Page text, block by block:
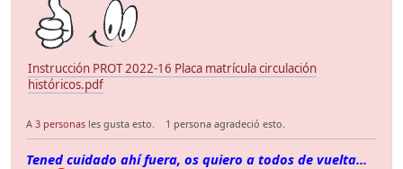
Instrucción PROT 2022-16 Placa matrícula circulación
históricos.pdf
A 3 personas les gusta esto. 1 persona agradeció esto.
Tened cuidado ahí fuera, os quiero a todos de vuelta...